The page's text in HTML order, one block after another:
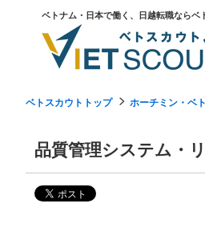
ベトナム・日本で働く、日越転職ならベ
ベトスカウトトップ ホーチミン・ベ
品質管理システム・